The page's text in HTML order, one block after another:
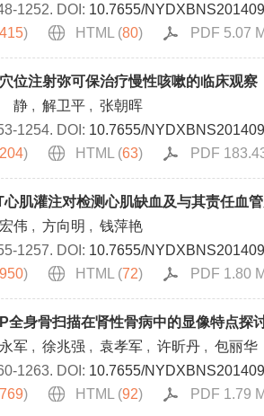
1252. DOI: 10.7655/
) HTML (80) PDF 5.07
位注射弥可保治疗慢性咳嗽的临床观察
静 , 解卫平 , 张朝晖
1254. DOI: 10.7655/
) HTML (63) PDF
肌灌注对检测心肌缺血及与其责任血
伟 , 方向明 , 钱萍艳
1257. DOI: 10.7655/
) HTML (72) PDF 1.80
全身骨扫描在肾性骨病中的显像特点探
军 , 徐兆强 , 袁孝军 , 许昕丹 , 包丽华
1263. DOI: 10.7655/
) HTML (92) PDF 1.79